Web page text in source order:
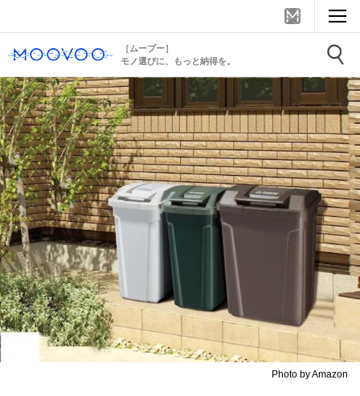
［ムーブー］
モノ選びに、もっと納得を。
Photo by Amazon